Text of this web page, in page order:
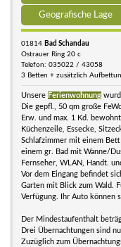
Geografische Lage
01814 Bad Schandau
Ostrauer Ring 20 c
Telefon: 035022 / 43058
3 Betten + zusätzlich
Unsere Ferienwohnung
Die gepfl., 50 qm große
Erw. und max. 1 Kd.
Küchenzeile, Essecke,
Schlafzimmer mit einem
einem gr. Bad mit Wanne/
Fernseher, WLAN, Handt.
Vor dem Eingang befindet
Garten mit Blick zum Wald.
Verfügung. Ihr Auto können
Der Mindestaufenthalt
Drei Übernachtungen sind
Zuzüglich zum